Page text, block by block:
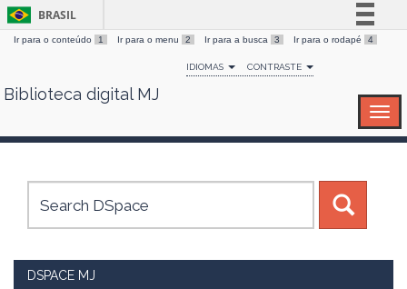
Skip
BRASIL
Simplifique!
Comunica BR
Canais
Ir para o conteúdo 1 Ir para o menu 2 Ir para a busca 3 Ir para o rodapé 4
IDIOMAS CONTRASTE
Biblioteca digital MJ
DSPACE MJ